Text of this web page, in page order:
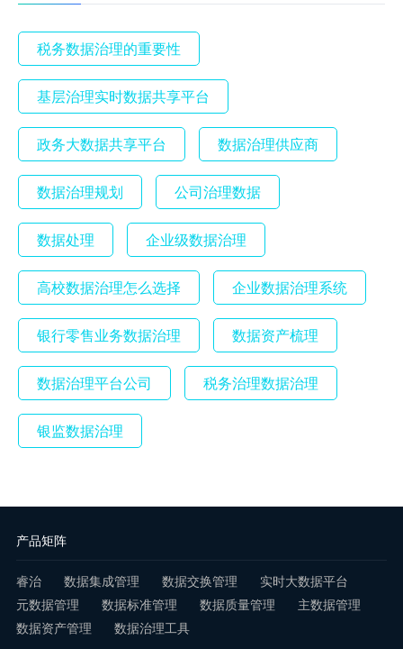
税务数据治理的重要性
基层治理实时数据共享平台
政务大数据共享平台 数据治理供应商
数据治理规划 公司治理数据
数据处理 企业级数据治理
高校数据治理怎么选择 企业数据治理系统
银行零售业务数据治理 数据资产梳理
数据治理平台公司 税务治理数据治理
银监数据治理
产品矩阵
睿治 数据集成管理 数据交换管理
实时大数据平台
元数据管理
数据标准管理 数据质量管理
主数据管理
数据资产管理
数据治理工具